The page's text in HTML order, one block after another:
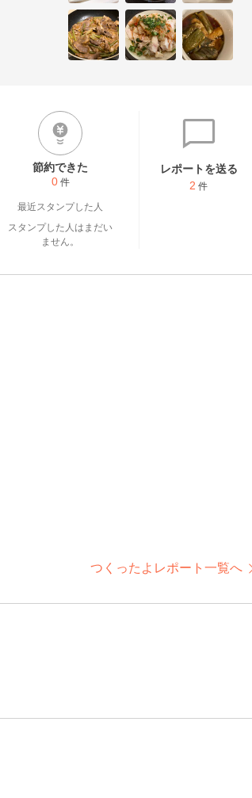
節約できた
0 件
最近スタンプした人
スタンプした人はまだい
ません。
レポートを送る
2 件
つくったよレポート一覧へ